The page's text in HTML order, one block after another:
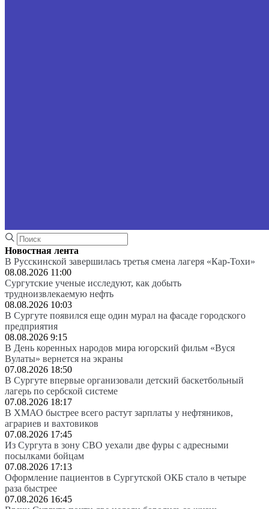
Новостная лента
В Русскинской завершилась третья смена лагеря «Кар-Тохи»
08.08.2026 11:00
Сургутские ученые исследуют, как добыть
трудноизвлекаемую нефть
08.08.2026 10:03
В Сургуте появился еще один мурал на фасаде городского
предприятия
08.08.2026 9:15
В День коренных народов мира югорский фильм «Вуся
Вулаты» вернется на экраны
07.08.2026 18:50
В Сургуте впервые организовали детский баскетбольный
лагерь по сербской системе
07.08.2026 18:17
В ХМАО быстрее всего растут зарплаты у нефтяников,
аграриев и вахтовиков
07.08.2026 17:45
Из Сургута в зону СВО уехали две фуры с адресными
посылками бойцам
07.08.2026 17:13
Оформление пациентов в Сургутской ОКБ стало в четыре
раза быстрее
07.08.2026 16:45